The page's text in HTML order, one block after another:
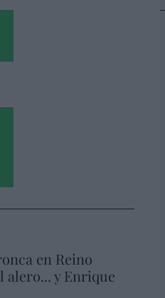
en Reino
alero... y Enrique